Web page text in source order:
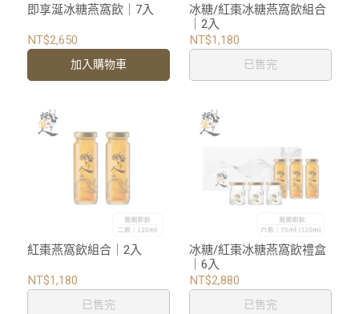
即享涎冰糖燕窩飲｜7入
NT$2,650
加入購物車
冰糖/紅棗冰糖燕窩飲組合
｜2入
NT$1,180
已售完
紅棗燕窩飲組合｜2入
NT$1,180
已售完
冰糖/紅棗冰糖燕窩飲禮盒
｜6入
NT$2,880
已售完